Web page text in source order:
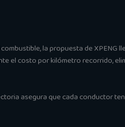
la propuesta de XPENG
el costo por kilómetro recorrido,
asegura que cada conductor